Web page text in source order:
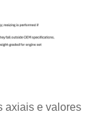
axiais e valores